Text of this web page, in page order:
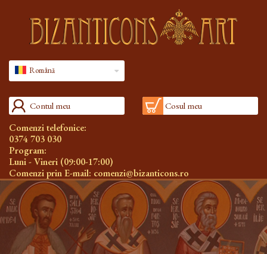
Română
Contul meu Cosul meu
Comenzi telefonice:
0374 703 030
Program:
Luni - Vineri (09:00-17:00)
Comenzi prin E-mail: comenzi@bizanticons.ro